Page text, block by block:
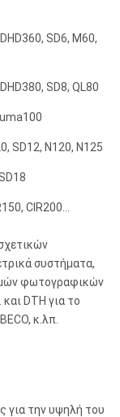
5
250
0,75 19
SD6, M60,
SD8, QL80
SD12, N120, N125
CIR200…
συστήματα,
φωτογραφικών
DTH για το
κ.λπ.
για την υψηλή του